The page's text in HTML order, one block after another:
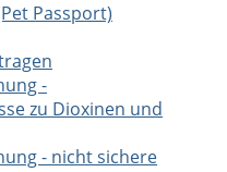
Passport)
-
zu Dioxinen und
- nicht sichere